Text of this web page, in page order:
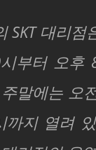
SKT 대리점
부터 오후
말에는 오
까지 열려